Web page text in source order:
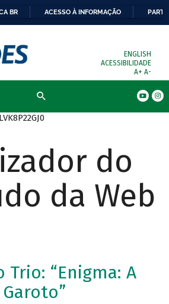
BR ACESSO À INFORMAÇÃO
ENGLISH
ACESSIBILIDADE
A+ A-
do
da Web
Trio: “Enigma: A